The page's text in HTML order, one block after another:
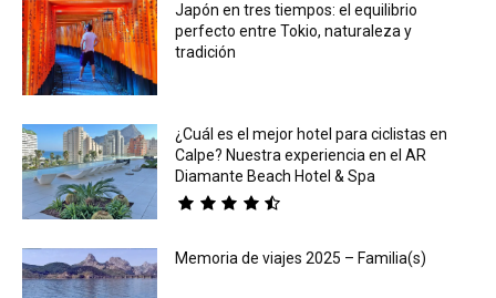
Japón en tres tiempos: el equilibrio
perfecto entre Tokio, naturaleza y
tradición
¿Cuál es el mejor hotel para ciclistas en
Calpe? Nuestra experiencia en el AR
Diamante Beach Hotel & Spa
Memoria de viajes 2025 – Familia(s)